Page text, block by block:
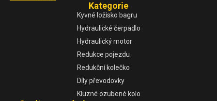
Kategorie
Kyvné ložisko bagru
Hydraulické čerpadlo
Hydraulický motor
Redukce pojezdu
Redukční kolečko
Díly převodovky
Kluzné ozubené kolo